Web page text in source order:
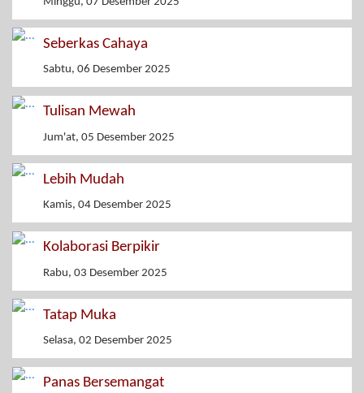
Seberkas Cahaya
Sabtu, 06 Desember 2025
Tulisan Mewah
Jum'at, 05 Desember 2025
Lebih Mudah
Kamis, 04 Desember 2025
Kolaborasi Berpikir
Rabu, 03 Desember 2025
Tatap Muka
Selasa, 02 Desember 2025
Panas Bersemangat